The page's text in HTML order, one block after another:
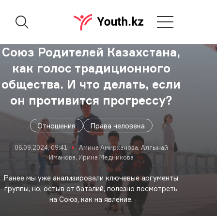
Союз Родителей Казахстана,
как голос традиционного
общества. И что делать, если
он противится прогрессу?
Отношения Права человека
06.09.2024, 09:41
Амина Амирханова, Алтынай
Иманова, Ирина Медникова
Ранее мы уже анализировали ключевые аргументы
группы, но, остыв от баталий, полезно посмотреть
на Союз, как на явление.